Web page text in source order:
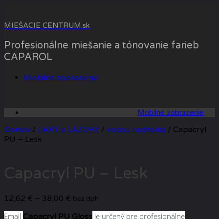
content
MIEŠACIE CENTRUM.sk
Profesionálne miešanie a tónovanie farieb
CAPAROL
Mobilné zobrazenie
Mobilné zobrazenie
Domov / LAKY a LAZÚRY / vodou rieditelné / Capacryl
PU – Lesk
Capacryl PU – Lesk
12,62 € – 38,00 € Price
bez dph
Email Capacryl PU Gloss je určený pre profesionálne